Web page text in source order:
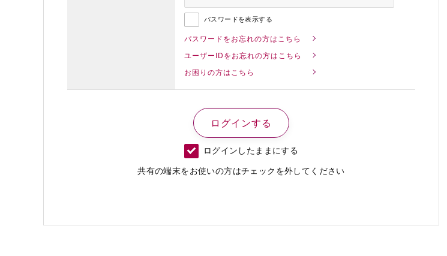
パスワードを表示する
パスワードをお忘れの方はこちら
ユーザーIDをお忘れの方はこちら
お困りの方はこちら
ログインしたままにする
共有の端末をお使いの方はチェックを外してください